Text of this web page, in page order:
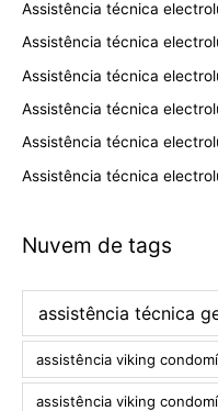
Assistência técnica
Assistência técnica
Assistência técnica
Assistência técnica
Assistência técnica
Assistência técnica
Nuvem de tags
assistência técnica
assistência viking
assistência viking